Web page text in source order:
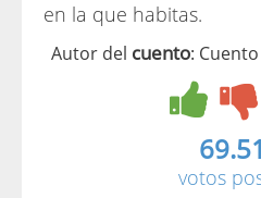
en la que habitas.
Autor del cuento:
votos